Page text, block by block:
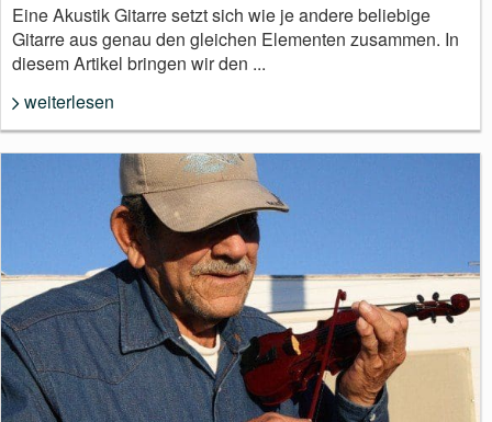
Eine Akustik Gitarre setzt sich wie je andere beliebige
Gitarre aus genau den gleichen Elementen zusammen. In
diesem Artikel bringen wir den ...
weiterlesen